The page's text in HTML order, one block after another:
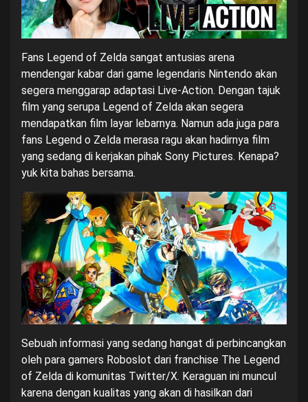
Fans Legend of Zelda sangat antusias arena
mendengar kabar dari game legendaris Nintendo akan
segera menggarap adaptasi Live-Action. Dengan tajuk
film yang serupa Legend of Zelda akan segera
mendapatkan film layar lebarnya. Namun ada juga para
fans Legend o Zelda merasa ragu akan hadirnya film
yang sedang di kerjakan pihak Sony Pictures. Kenapa?
yuk kita bahas bersama.
Sebuah informasi yang sedang hangat di perbincangkan
oleh para gamers Roboslot dari franchise The Legend
of Zelda di komunitas Twitter/X. Keraguan ini muncul
karena dengan kualitas yang akan di hasilkan dari